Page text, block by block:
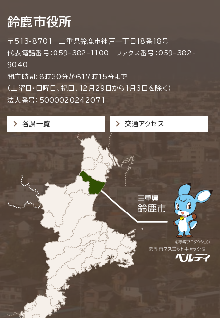
鈴鹿市役所
〒513-8701 三重県鈴鹿市神戸一丁目18番18号
代表電話番号：059-382-1100 ファクス番号：059-382-
9040
開庁時間：8時30分から17時15分まで
（土曜日・日曜日、祝日、12月29日から1月3日を除く）
法人番号：5000020242071
各課一覧 交通アクセス